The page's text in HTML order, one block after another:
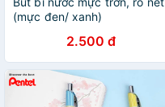
(mực đen/ xanh)
2.500 đ